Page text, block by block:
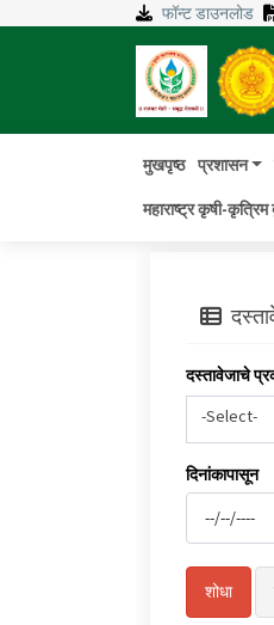
फॉन्ट डाउनलोड
मुखपृष्ठ प्रशासन
महाराष्ट्र कृषी-कृत्रिम
दस्तावेजाचे
-Select-
दिनांकापासून